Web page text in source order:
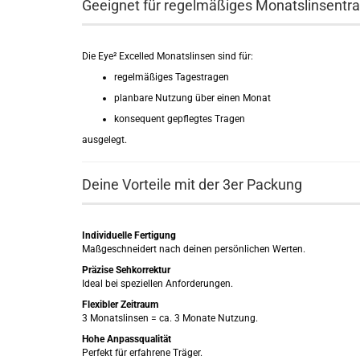
Geeignet für regelmäßiges
Die Eye² Excelled Monatslinsen sind für:
regelmäßiges Tagestragen
planbare Nutzung über einen Monat
konsequent gepflegtes Tragen
ausgelegt.
Deine Vorteile mit der 3er Packung
Individuelle Fertigung
Maßgeschneidert nach deinen persönlichen Werten.
Präzise Sehkorrektur
Ideal bei speziellen Anforderungen.
Flexibler Zeitraum
3 Monatslinsen = ca. 3 Monate Nutzung.
Hohe Anpassqualität
Perfekt für erfahrene Träger.